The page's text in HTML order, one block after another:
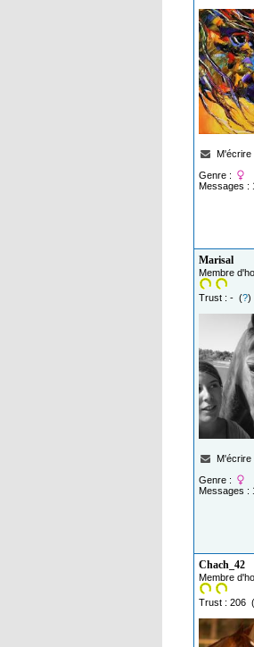
M'écrire
Genre :
Messages :
Marisal
Membre
Trust : - (?)
M'écrire
Genre :
Messages :
Chach_42
Membre
Trust : 206 (